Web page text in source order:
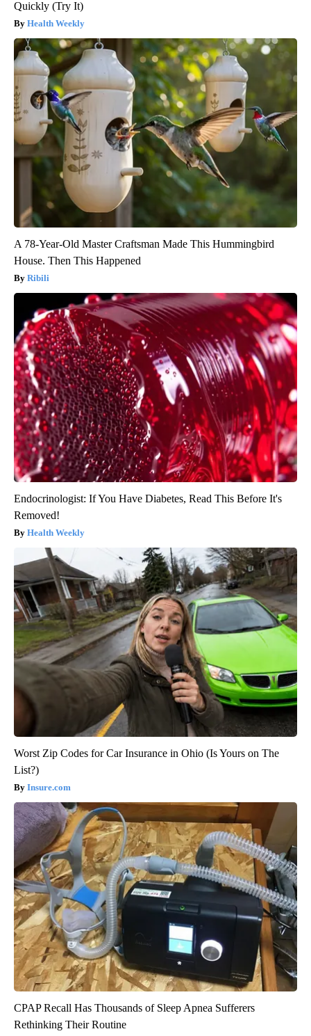
Quickly (Try It)
Health Weekly
A 78-Year-Old Master Craftsman Made This Hummingbird
House. Then This Happened
Ribili
Endocrinologist: If You Have Diabetes, Read This Before It's
Removed!
Health Weekly
Worst Zip Codes for Car Insurance in Ohio (Is Yours on The
List?)
Insure.com
CPAP Recall Has Thousands of Sleep Apnea Sufferers
Rethinking Their Routine